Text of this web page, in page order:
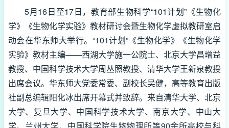
5月16日至17日，教育部生物科学“101计划”《生物化
学》《生物化学实验》教材研讨会暨生物化学虚拟教研室启
动会在华东师大举行。“101计划”《生物化学》《生物化学
实验》教材主编——西湖大学施一公院士、北京大学昌增益
教授、中国科学技术大学周丛照教授、清华大学王新泉教授
出席会议。华东师大党委常委、副校长吴健，高等教育出版
社副总编辑阳化冰出席开幕式并致辞。来自清华大学、北京
大学、复旦大学、中国科学技术大学、南京大学、中山大